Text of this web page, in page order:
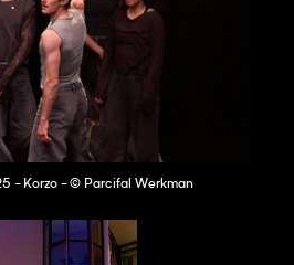
- Korzo - © Parcifal Werkman